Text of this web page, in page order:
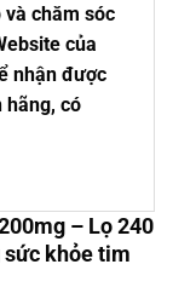
chăm sóc
của
nhận được
hãng, có
– Lọ 240
khỏe tim